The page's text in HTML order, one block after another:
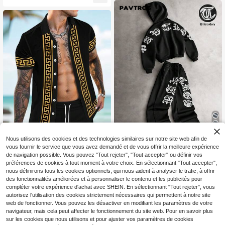
mes, style décontracté mature, vac
ances
Genlund Ensemble décontracté pou
r homme avec chemise à manches
courtes à boutons devant et imprim
é géométrique et short, pour les vac
ances
#2 BEST-SELLERS
de Géométrique Ensembles de chemises pour hommes
100+ vendus
CA$29.68
acances, formel
22
PAVTROS
NEW PAVTROS Ensemble de sweat
-shirt streetwear pour hommes ave
c broderie 3D de lettres sur serviett
e, cadeau pour amis, petit ami, mari,
cadeau d'anniversaire
CA$71.18
Nous utilisons des cookies et des technologies similaires sur notre site web afin de
vous fournir le service que vous avez demandé et de vous offrir la meilleure expérience
de navigation possible. Vous pouvez "Tout rejeter", "Tout accepter" ou définir vos
préférences de cookies à tout moment à votre choix. En sélectionnant "Tout accepter",
nous définirons tous les cookies optionnels, qui nous aident à analyser le trafic, à offrir
des fonctionnalités améliorées et à personnaliser le contenu et les publicités pour
compléter votre expérience d'achat avec SHEIN. En sélectionnant "Tout rejeter", vous
autorisez l'utilisation des cookies strictement nécessaires qui permettent à notre site
web de fonctionner. Vous pouvez les désactiver en modifiant les paramètres de votre
navigateur, mais cela peut affecter le fonctionnement du site web. Pour en savoir plus
sur les cookies que nous utilisons et pour ajuster vos paramètres de cookies